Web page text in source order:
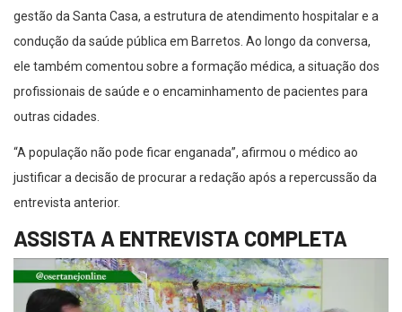
gestão da Santa Casa, a estrutura de atendimento hospitalar e a
condução da saúde pública em Barretos. Ao longo da conversa,
ele também comentou sobre a formação médica, a situação dos
profissionais de saúde e o encaminhamento de pacientes para
outras cidades.
“A população não pode ficar enganada”, afirmou o médico ao
justificar a decisão de procurar a redação após a repercussão da
entrevista anterior.
ASSISTA A ENTREVISTA COMPLETA